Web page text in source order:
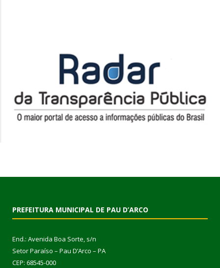
PREFEITURA MUNICIPAL DE PAU D’ARCO
End.: Avenida Boa Sorte, s/n
Setor Paraíso – Pau D’Arco – PA
CEP: 68545-000